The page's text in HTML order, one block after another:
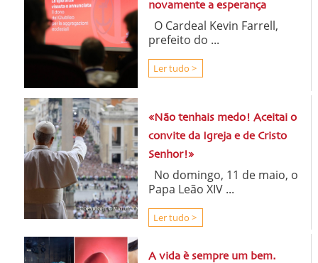
novamente a esperança
O Cardeal Kevin Farrell,
prefeito do ...
Ler tudo >
«Não tenhais medo! Aceitai o
convite da Igreja e de Cristo
Senhor!»
No domingo, 11 de maio, o
Papa Leão XIV ...
Ler tudo >
A vida è sempre um bem.